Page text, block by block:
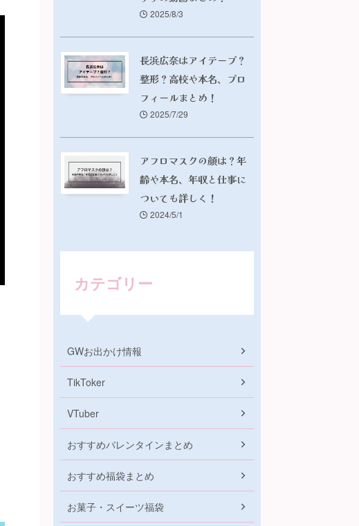
2025/8/3
長浜広奈はアイテープ？
整形？高校や本名、プロ
フィールまとめ！
2025/7/29
アフロマスクの顔は？年
齢や本名、年収と仕事に
ついても詳しく！
2024/5/1
カテゴリー
GWお出かけ情報
TikToker
VTuber
おすすめバレンタインまとめ
おすすめ福袋まとめ
お菓子・スイーツ福袋